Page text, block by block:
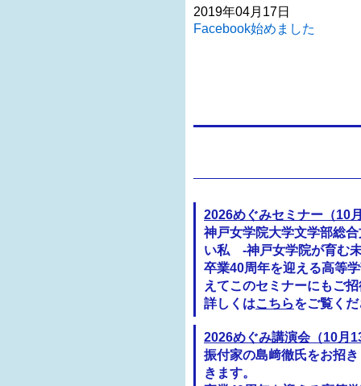
2019年04月17日
Facebook始めました
2026めぐみセミナー（10
神戸女学院大学文学部総
い私 -神戸女学院が育む
卒業40周年を迎える高等
えてこのセミナーにもご
詳しくはこちらをご覧く
2026めぐみ講演会（10月
振付家の島﨑徹氏をお招
きます。